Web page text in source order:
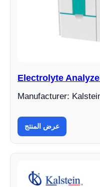
Electrolyte
Manufacturer:
عرض المنتج